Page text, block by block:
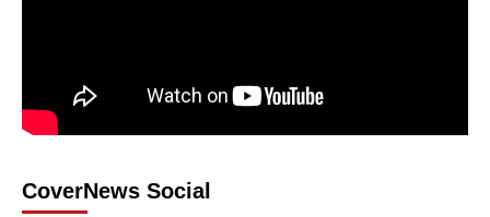
CoverNews Social